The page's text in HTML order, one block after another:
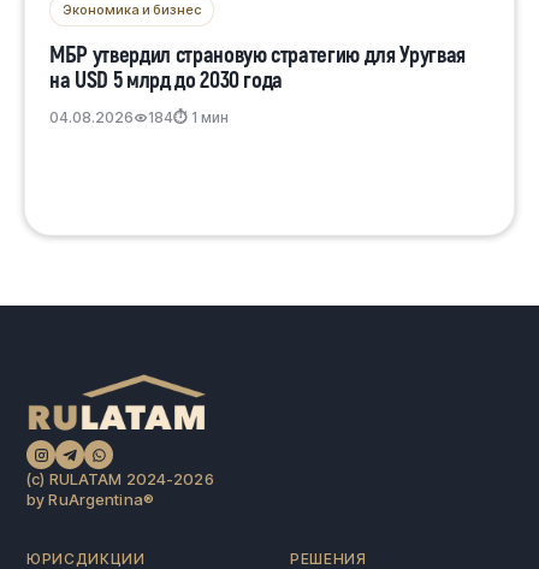
Экономика и бизнес
МБР утвердил страновую стратегию для Уругвая
на USD 5 млрд до 2030 года
04.08.2026 184⏱ 1 мин
(c) RULATAM 2024-2026
by RuArgentina®️
ЮРИСДИКЦИИ РЕШЕНИЯ